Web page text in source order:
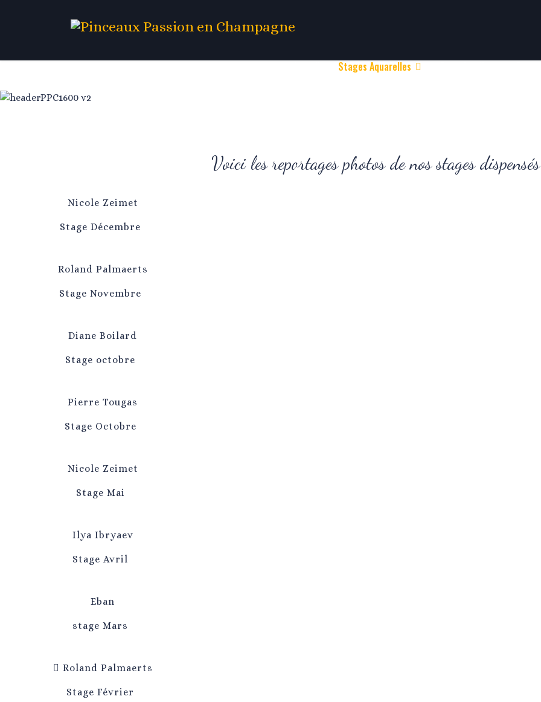
Stages Aquarelles
Voici les reportages photos de nos stages
Nicole Zeimet
Stage Décembre
Roland Palmaerts
Stage Novembre
Diane Boilard
Stage octobre
Pierre Tougas
Stage Octobre
Nicole Zeimet
Stage Mai
Ilya Ibryaev
Stage Avril
Eban
stage Mars
Roland Palmaerts
Stage Février